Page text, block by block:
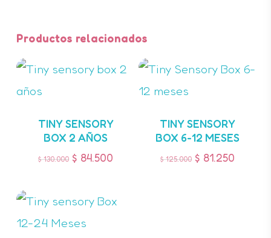
Productos relacionados
TINY SENSORY
BOX 2 AÑOS
$130.000 $ 84.500
TINY SENSORY
BOX 6-12 MESES
$125.000 $ 81.250
Guarda mi nombre, correo
electrónico y web en este
navegador para la próxima vez
que comente.